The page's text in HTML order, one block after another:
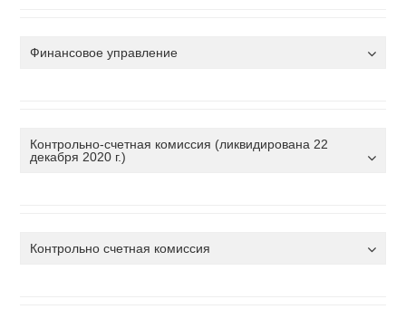
Финансовое управление
Контрольно-счетная комиссия (ликвидирована 22
декабря 2020 г.)
Контрольно счетная комиссия